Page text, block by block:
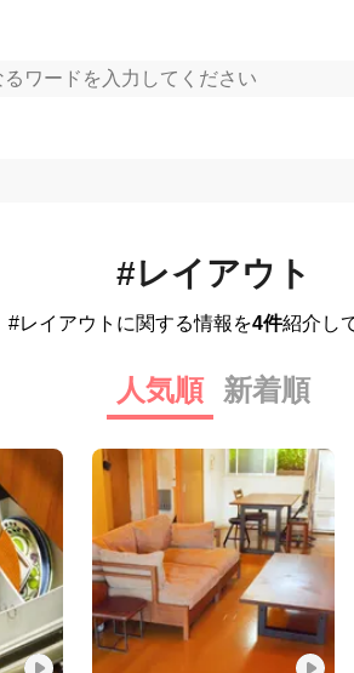
#レイアウト
#レイアウトに関する情報を4件紹介し
人気順 新着順